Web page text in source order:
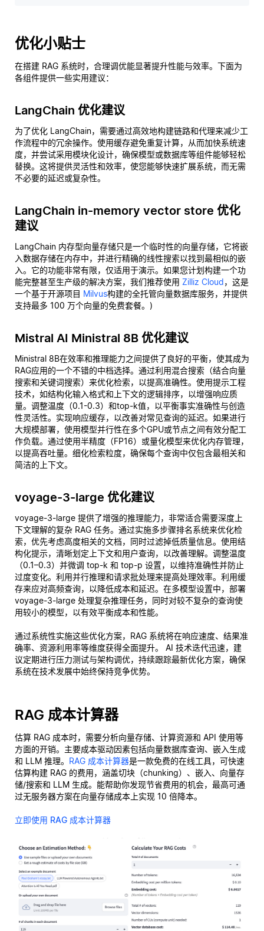
优化小贴士
在搭建 RAG 系统时，合理调优能显著提升性能与效率。下面为
各组件提供一些实用建议：
LangChain 优化建议
为了优化 LangChain，需要通过高效地构建链路和代理来减少工
作流程中的冗余操作。使用缓存避免重复计算，从而加快系统速
度，并尝试采用模块化设计，确保模型或数据库等组件能够轻松
替换。这将提供灵活性和效率，使您能够快速扩展系统，而无需
不必要的延迟或复杂性。
LangChain in-memory vector store 优化
建议
LangChain 内存型向量存储只是一个临时性的向量存储，它将嵌
入数据存储在内存中，并进行精确的线性搜索以找到最相似的嵌
入。它的功能非常有限，仅适用于演示。如果您计划构建一个功
能完整甚至生产级的解决方案，我们推荐使用 Zilliz Cloud，这是
一个基于开源项目 Milvus构建的全托管向量数据库服务，并提供
支持最多 100 万个向量的免费套餐。)
Mistral AI Ministral 8B 优化建议
Ministral 8B在效率和推理能力之间提供了良好的平衡，使其成为
RAG应用的一个不错的中档选择。通过利用混合搜索（结合向量
搜索和关键词搜索）来优化检索，以提高准确性。使用提示工程
技术，如结构化输入格式和上下文的逻辑排序，以增强响应质
量。调整温度（0.1-0.3）和top-k值，以平衡事实准确性与创造
性灵活性。实现响应缓存，以改善对常见查询的延迟。如果进行
大规模部署，使用模型并行性在多个GPU或节点之间有效分配工
作负载。通过使用半精度（FP16）或量化模型来优化内存管理，
以提高吞吐量。细化检索粒度，确保每个查询中仅包含最相关和
简洁的上下文。
voyage-3-large 优化建议
voyage-3-large 提供了增强的推理能力，非常适合需要深度上
下文理解的复杂 RAG 任务。通过实施多步骤排名系统来优化检
索，优先考虑高度相关的文档，同时过滤掉低质量信息。使用结
构化提示，清晰划定上下文和用户查询，以改善理解。调整温度
（0.1–0.3）并微调 top-k 和 top-p 设置，以维持准确性并防止
过度变化。利用并行推理和请求批处理来提高处理效率。利用缓
存来应对高频查询，以降低成本和延迟。在多模型设置中，部署
voyage-3-large 处理复杂推理任务，同时对较不复杂的查询使
用较小的模型，以有效平衡成本和性能。
通过系统性实施这些优化方案，RAG 系统将在响应速度、结果准
确率、资源利用率等维度获得全面提升。 AI 技术迭代迅速，建
议定期进行压力测试与架构调优，持续跟踪最新优化方案，确保
系统在技术发展中始终保持竞争优势。
RAG 成本计算器
估算 RAG 成本时，需要分析向量存储、计算资源和 API 使用等
方面的开销。主要成本驱动因素包括向量数据库查询、嵌入生成
和 LLM 推理。 RAG 成本计算器是一款免费的在线工具，可快速
估算构建 RAG 的费用，涵盖切块（chunking）、嵌入、向量存
储/搜索和 LLM 生成。能帮助你发现节省费用的机会，最高可通
过无服务器方案在向量存储成本上实现 10 倍降本。
立即使用 RAG 成本计算器